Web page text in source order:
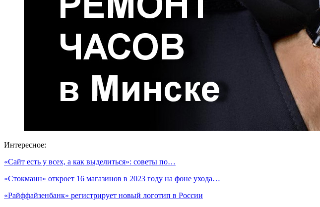
Интересное:
«Сайт есть у всех, а как выделиться»: советы по…
«Стокманн» откроет 16 магазинов в 2023 году на фоне ухода…
«Райффайзенбанк» регистрирует новый логотип в России